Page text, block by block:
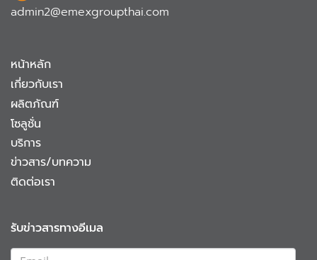
admin2@emexgroupthai.com
หน้าหลัก
เกี่ยวกับเรา
ผลิตภัณฑ์
โซลูชั่น
บริการ
ข่าวสาร/บทความ
ติดต่อเรา
รับข่าวสารทางอีเมล